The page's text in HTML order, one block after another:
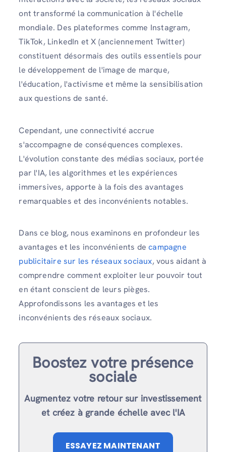
ont transformé la communication à l'échelle
mondiale. Des plateformes comme Instagram,
TikTok, LinkedIn et X (anciennement Twitter)
constituent désormais des outils essentiels pour
le développement de l'image de marque,
l'éducation, l'activisme et même la sensibilisation
aux questions de santé.
Cependant, une connectivité accrue
s'accompagne de conséquences complexes.
L'évolution constante des médias sociaux, portée
par l'IA, les algorithmes et les expériences
immersives, apporte à la fois des avantages
remarquables et des inconvénients notables.
Dans ce blog, nous examinons en profondeur les
avantages et les inconvénients decampagne
publicitaire sur les réseaux sociaux, vous aidant à
comprendre comment exploiter leur pouvoir tout
en étant conscient de leurs pièges.
Approfondissons les avantages et les
inconvénients des réseaux sociaux.
Boostez votre présence
sociale
Augmentez votre retour sur investissement
et créez à grande échelle avec l'IA
ESSAYEZ MAINTENANT